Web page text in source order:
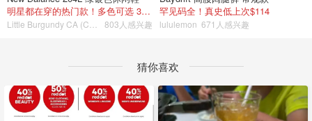
明星都在穿的热门款！多色可选 3.8折
803人感兴趣
罕见码全！真史低上次$114
lululemon 671人感兴趣
猜你喜欢